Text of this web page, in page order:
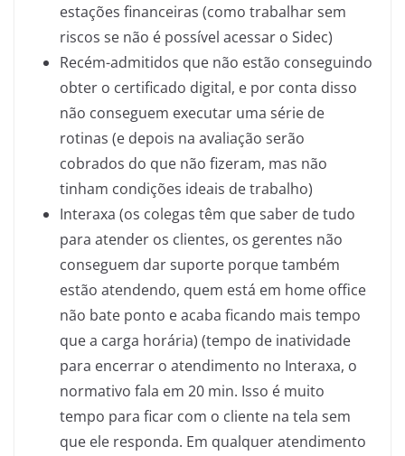
estações financeiras (como trabalhar sem
riscos se não é possível acessar o Sidec)
Recém-admitidos que não estão conseguindo
obter o certificado digital, e por conta disso
não conseguem executar uma série de
rotinas (e depois na avaliação serão
cobrados do que não fizeram, mas não
tinham condições ideais de trabalho)
Interaxa (os colegas têm que saber de tudo
para atender os clientes, os gerentes não
conseguem dar suporte porque também
estão atendendo, quem está em home office
não bate ponto e acaba ficando mais tempo
que a carga horária) (tempo de inatividade
para encerrar o atendimento no Interaxa, o
normativo fala em 20 min. Isso é muito
tempo para ficar com o cliente na tela sem
que ele responda. Em qualquer atendimento